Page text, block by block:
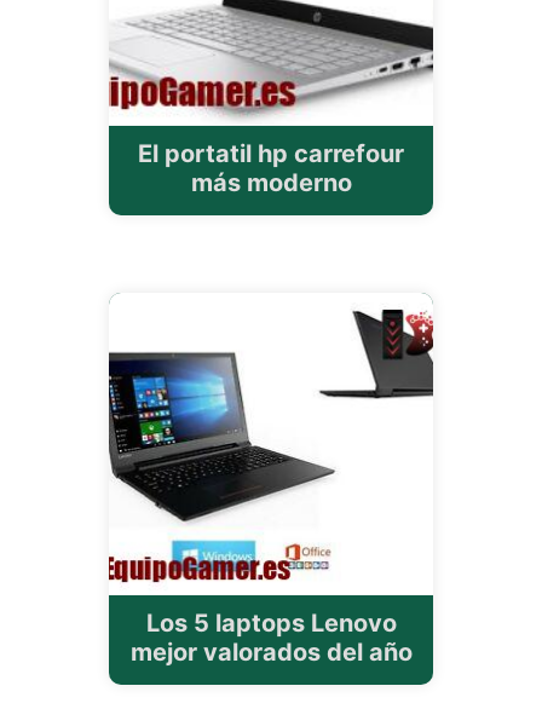
El portatil hp carrefour
más moderno
Los 5 laptops Lenovo
mejor valorados del año